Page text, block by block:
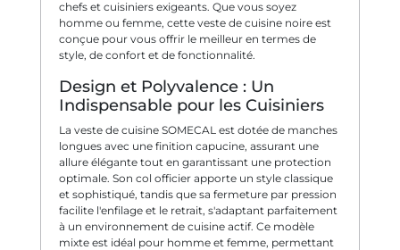
chefs et cuisiniers exigeants. Que vous soyez
homme ou femme, cette veste de cuisine noire est
conçue pour vous offrir le meilleur en termes de
style, de confort et de fonctionnalité.
Design et Polyvalence : Un
Indispensable pour les Cuisiniers
La veste de cuisine SOMECAL est dotée de manches
longues avec une finition capucine, assurant une
allure élégante tout en garantissant une protection
optimale. Son col officier apporte un style classique
et sophistiqué, tandis que sa fermeture par pression
facilite l'enfilage et le retrait, s'adaptant parfaitement
à un environnement de cuisine actif. Ce modèle
mixte est idéal pour homme et femme, permettant